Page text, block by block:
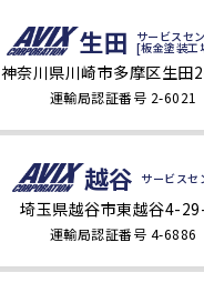
生田 サービスセ
[板金塗装工
神奈川県川崎市多摩区生田
運輸局認証番号 2-6021
越谷 サービスセ
埼玉県越谷市東越谷4-
運輸局認証番号 4-6886